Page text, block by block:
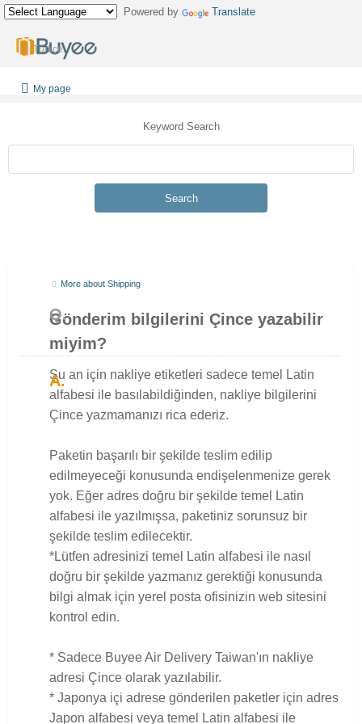
Powered by Translate
Türkçe
My page
Keyword Search
Search
More about Shipping
Gönderim bilgilerini Çince yazabilir
miyim?
Şu an için nakliye etiketleri sadece temel Latin
alfabesi ile basılabildiğinden, nakliye bilgilerini
Çince yazmamanızı rica ederiz.
Paketin başarılı bir şekilde teslim edilip
edilmeyeceği konusunda endişelenmenize gerek
yok. Eğer adres doğru bir şekilde temel Latin
alfabesi ile yazılmışsa, paketiniz sorunsuz bir
şekilde teslim edilecektir.
*Lütfen adresinizi temel Latin alfabesi ile nasıl
doğru bir şekilde yazmanız gerektiği konusunda
bilgi almak için yerel posta ofisinizin web sitesini
kontrol edin.
* Sadece Buyee Air Delivery Taiwan'ın nakliye
adresi Çince olarak yazılabilir.
* Japonya içi adrese gönderilen paketler için adres
Japon alfabesi veya temel Latin alfabesi ile